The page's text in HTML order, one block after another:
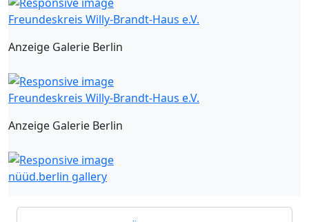
Freundeskreis Willy-Brandt-Haus e.V.
Anzeige Galerie Berlin
Freundeskreis Willy-Brandt-Haus e.V.
Anzeige Galerie Berlin
nüüd.berlin gallery